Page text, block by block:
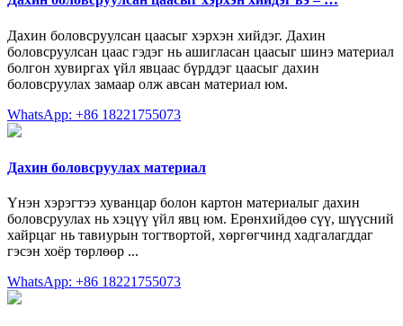
Дахин боловсруулсан цаасыг хэрхэн хийдэг. Дахин
боловсруулсан цаас гэдэг нь ашигласан цаасыг шинэ материал
болгон хувиргах үйл явцаас бүрддэг цаасыг дахин
боловсруулах замаар олж авсан материал юм.
WhatsApp: +86 18221755073
Дахин боловсруулах материал
Үнэн хэрэгтээ хуванцар болон картон материалыг дахин
боловсруулах нь хэцүү үйл явц юм. Ерөнхийдөө сүү, шүүсний
хайрцаг нь тавиурын тогтвортой, хөргөгчинд хадгалагддаг
гэсэн хоёр төрлөөр ...
WhatsApp: +86 18221755073